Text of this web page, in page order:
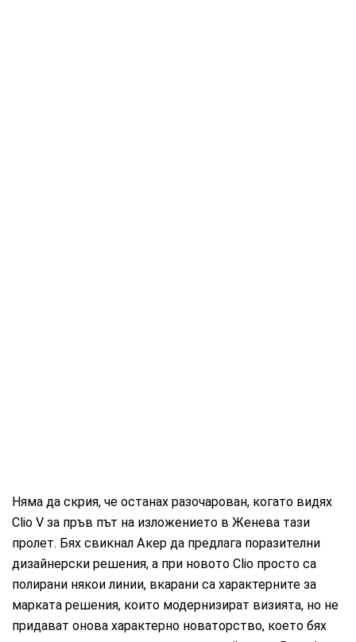
Няма да скрия, че останах разочарован, когато видях
Clio V за пръв път на изложението в Женева тази
пролет. Бях свикнал Акер да предлага поразителни
дизайнерски решения, а при новото Clio просто са
полирани някои линии, вкарани са характерните за
марката решения, които модернизират визията, но не
придават онова характерно новаторство, което бях